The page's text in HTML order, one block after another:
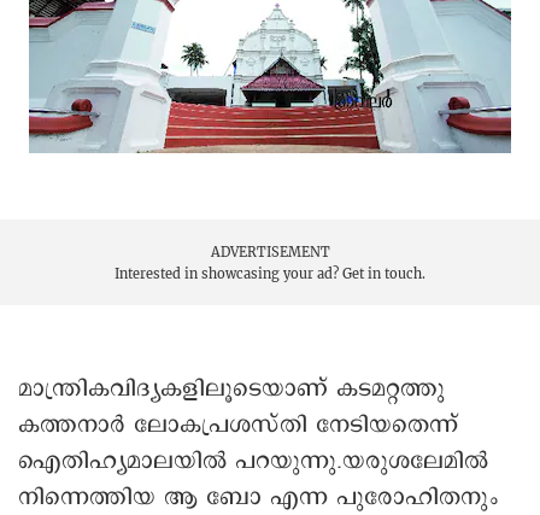
ADVERTISEMENT
Interested in showcasing your ad? Get in touch.
മാന്ത്രികവിദ്യകളിലൂടെയാണ് കടമറ്റത്തു
കത്തനാർ ലോകപ്രശസ്തി നേടിയതെന്ന്
ഐതിഹ്യമാലയിൽ പറയുന്നു.യരുശലേമിൽ
നിന്നെത്തിയ ആ ബോ എന്ന പുരോഹിതനും